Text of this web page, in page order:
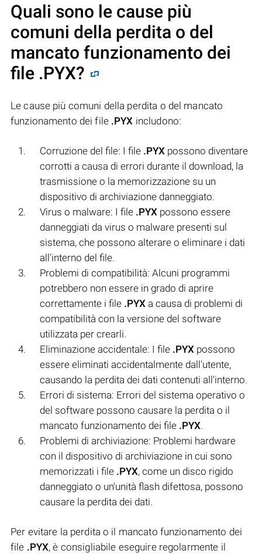
Quali sono le cause più
comuni della perdita o del
mancato funzionamento dei
file .PYX?
Le cause più comuni della perdita o del mancato
funzionamento dei file .PYX includono:
Corruzione del file: I file .PYX possono diventare
corrotti a causa di errori durante il download, la
trasmissione o la memorizzazione su un
dispositivo di archiviazione danneggiato.
Virus o malware: I file .PYX possono essere
danneggiati da virus o malware presenti sul
sistema, che possono alterare o eliminare i dati
all'interno del file.
Problemi di compatibilità: Alcuni programmi
potrebbero non essere in grado di aprire
correttamente i file .PYX a causa di problemi di
compatibilità con la versione del software
utilizzata per crearli.
Eliminazione accidentale: I file .PYX possono
essere eliminati accidentalmente dall'utente,
causando la perdita dei dati contenuti all'interno.
Errori di sistema: Errori del sistema operativo o
del software possono causare la perdita o il
mancato funzionamento dei file .PYX.
Problemi di archiviazione: Problemi hardware
con il dispositivo di archiviazione in cui sono
memorizzati i file .PYX, come un disco rigido
danneggiato o un'unità flash difettosa, possono
causare la perdita dei dati.
Per evitare la perdita o il mancato funzionamento dei
file .PYX, è consigliabile eseguire regolarmente il